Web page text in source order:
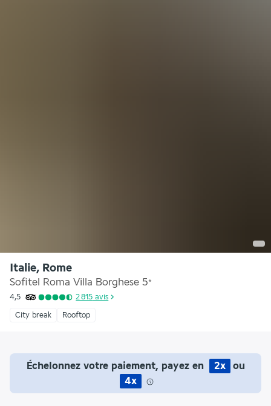
Italie, Rome
Sofitel Roma Villa Borghese 5*
4,5 2 815 avis
City break Rooftop
Échelonnez votre paiement, payez en 2x
ou
4x